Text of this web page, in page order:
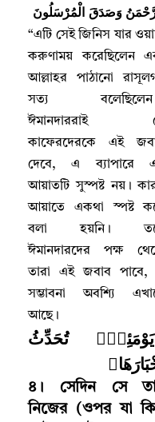
وَصَدَقَ الْمُرْسَلُونَ
“এটি সেই জিনিস যার
করুণাময় করেছিলেন
আল্লাহর পাঠানো
সত্য বলেছিলেন
ঈমানদাররাই
কাফেরদেরকে এই
দেবে,এ ব্যাপারে
আয়াতটি সুস্পষ্ট নয়।
আয়াতে একথা স্পষ্ট
বলা হয়নি ।
ঈমানদারদের পক্ষ
তারা এই জবাব পাবে
সম্ভাবনা অবশ্যি
আছে।
تُحَدِّثُ
৪।
সেদিন সে
নিজের (ওপর যা